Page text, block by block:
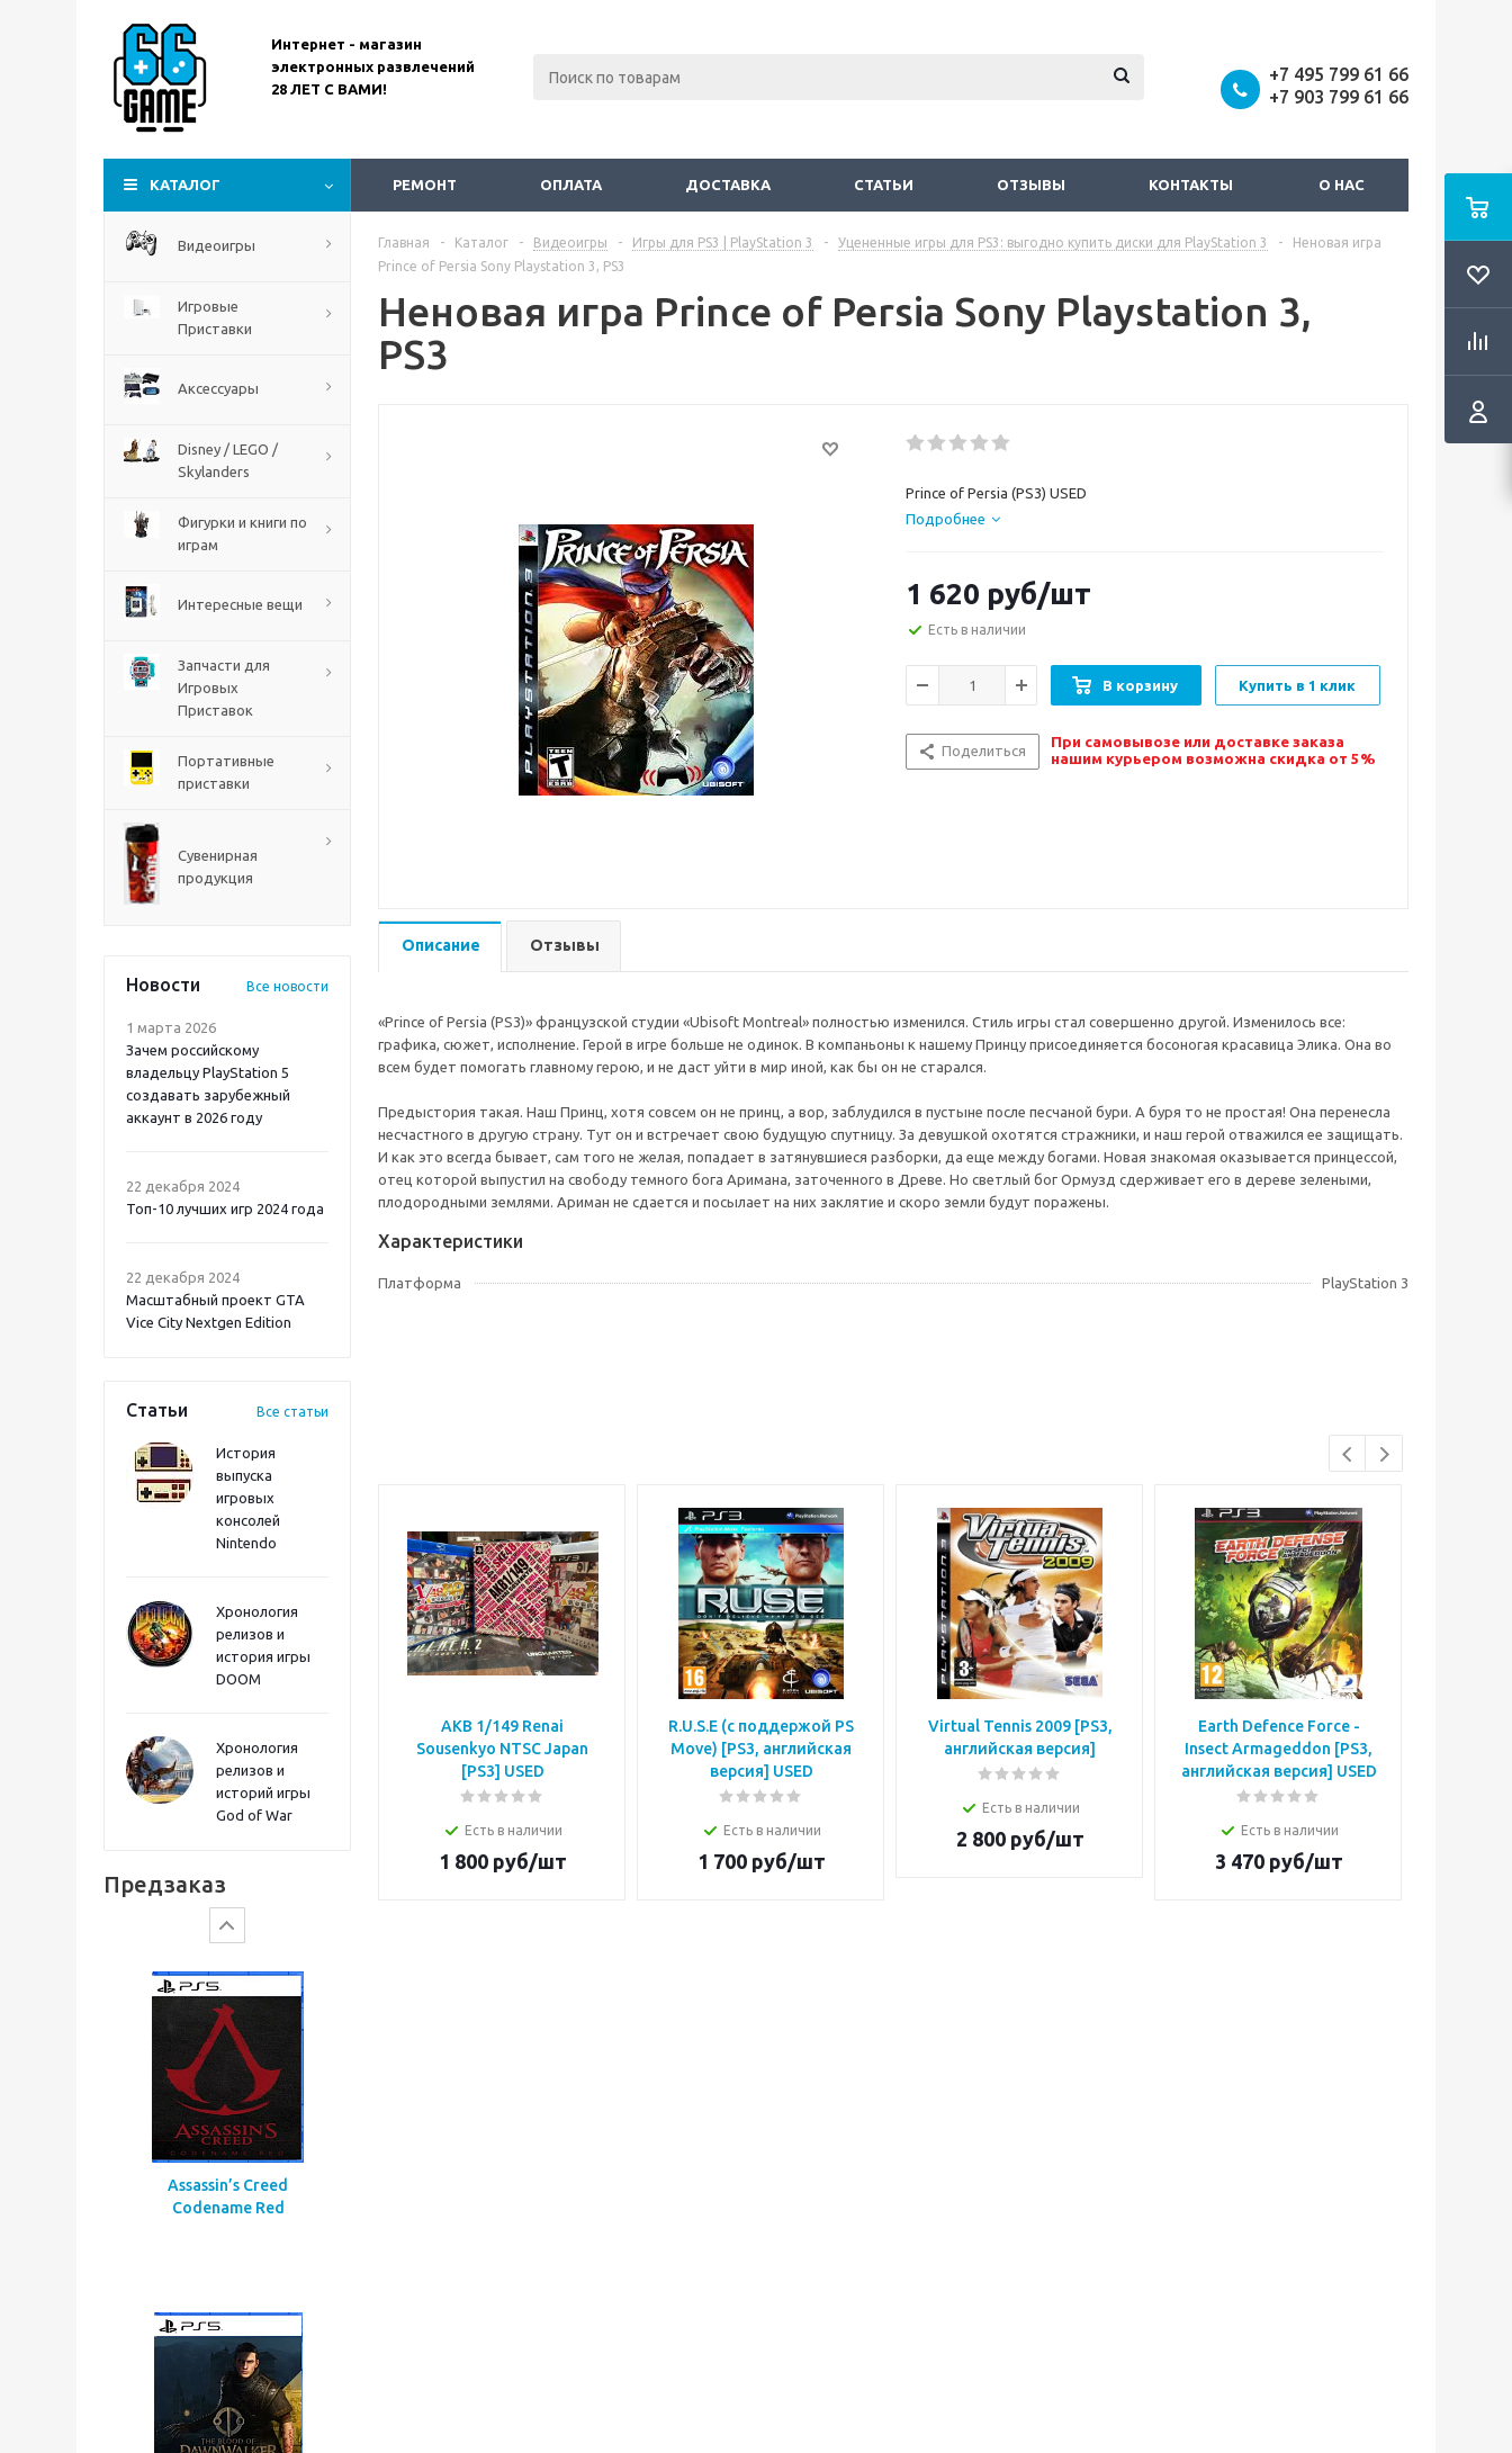
Интернет - магазин
электронных развлечений
28 ЛЕТ С ВАМИ!
+7 495 799 61 66
+7 903 799 61 66
КАТАЛОГ РЕМОНТ ОПЛАТА ДОСТАВКА СТАТЬИ ОТЗЫВЫ КОНТАКТЫ О НАС
Видеоигры
Игровые
Приставки
Аксессуары
Disney / LEGO /
Skylanders
Фигурки и книги по
играм
Интересные вещи
Запчасти для
Игровых
Приставок
Портативные
приставки
Сувенирная
продукция
Новости Все новости
1 марта 2026
Зачем российскому
владельцу PlayStation 5
создавать зарубежный
аккаунт в 2026 году
22 декабря 2024
Топ-10 лучших игр 2024 года
22 декабря 2024
Масштабный проект GTA
Vice City Nextgen Edition
Статьи Все статьи
История
выпуска
игровых
консолей
Nintendo
Хронология
релизов и
история игры
DOOM
Хронология
релизов и
историй игры
God of War
Предзаказ
Assassin’s Creed
The Blood of Dawnwalker
Onimusha: Way of the
Sword PS5
Gears of War: E-Day
Call Of Duty Black Ops Gulf
War
Главная - Каталог - Видеоигры - Игры для PS3 | PlayStation 3 - Уцененные игры для PS3: выгодно купить диски для PlayStation 3 -
Неновая игра
Prince of Persia Sony Playstation 3, PS3
Неновая игра Prince of Persia Sony Playstation 3,
PS3
Prince of Persia (РS3) USED
Подробнее
1 620 руб/шт
Есть в наличии
В корзину Купить в 1 клик
Поделиться
При самовывозе или доставке заказа
нашим курьером возможна скидка от 5%
Описание Отзывы
«Prince of Persia (PS3)» французской студии «Ubisoft Montreal» полностью изменился. Стиль игры стал совершенно другой. Изменилось все:
графика, сюжет, исполнение. Герой в игре больше не одинок. В компаньоны к нашему Принцу присоединяется босоногая красавица Элика. Она во
всем будет помогать главному герою, и не даст уйти в мир иной, как бы он не старался.
Предыстория такая. Наш Принц, хотя совсем он не принц, а вор, заблудился в пустыне после песчаной бури. А буря то не простая! Она перенесла
несчастного в другую страну. Тут он и встречает свою будущую спутницу. За девушкой охотятся стражники, и наш герой отважился ее защищать.
И как это всегда бывает, сам того не желая, попадает в затянувшиеся разборки, да еще между богами. Новая знакомая оказывается принцессой,
отец которой выпустил на свободу темного бога Аримана, заточенного в Древе. Но светлый бог Ормузд сдерживает его в дереве зелеными,
плодородными землями. Ариман не сдается и посылает на них заклятие и скоро земли будут поражены.
Характеристики
Платформа PlayStation 3
AKB 1/149 Renai
Sousenkyo NTSC Japan
[PS3] USED
Есть в наличии
1 800руб/шт
R.U.S.E (с поддержой PS
Move) [PS3, английская
версия] USED
Есть в наличии
1 700руб/шт
Virtual Tennis 2009 [PS3,
английская версия]
Есть в наличии
2 800руб/шт
Earth Defence Force -
Insect Armageddon [PS3,
английская версия] USED
Есть в наличии
3 470руб/шт